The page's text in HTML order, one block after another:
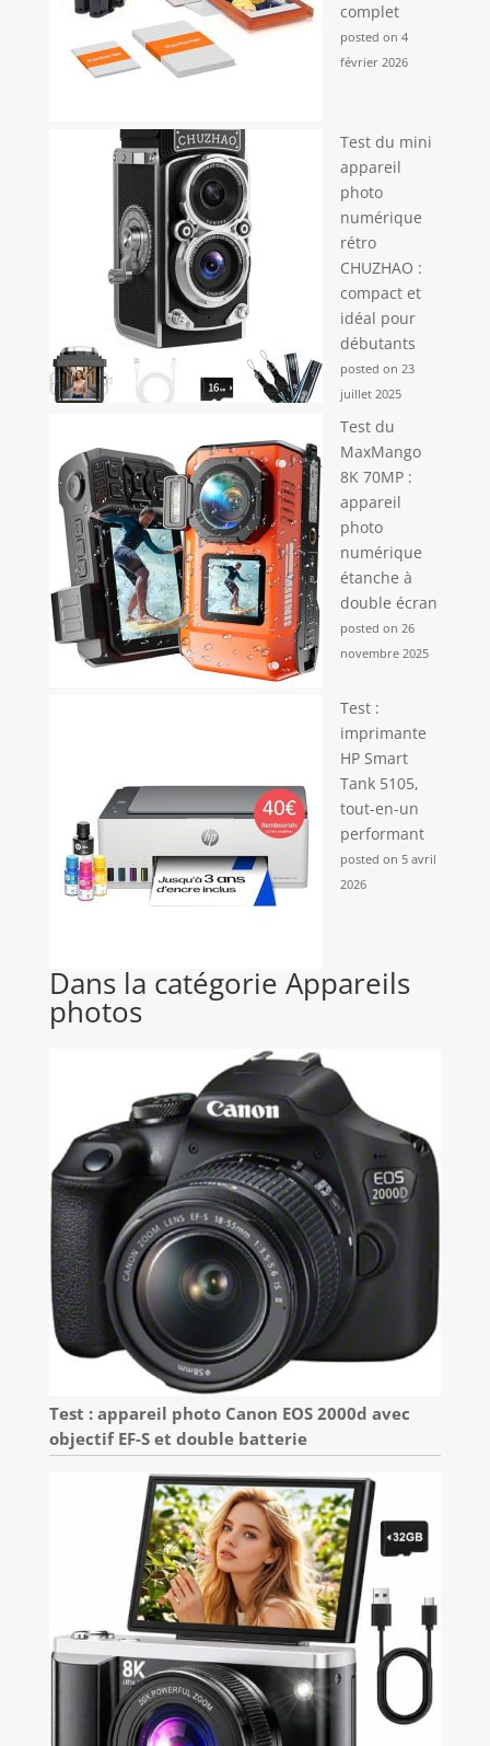
complet
posted on 4
février 2026
Test du mini
appareil
photo
numérique
rétro
CHUZHAO :
compact et
idéal pour
débutants
posted on 23
juillet 2025
Test du
MaxMango
8K 70MP :
appareil
photo
numérique
étanche à
double écran
posted on 26
novembre 2025
Test :
imprimante
HP Smart
Tank 5105,
tout-en-un
performant
posted on 5 avril
2026
Dans la catégorie Appareils
photos
Test : appareil photo Canon EOS 2000d avec
objectif EF-S et double batterie